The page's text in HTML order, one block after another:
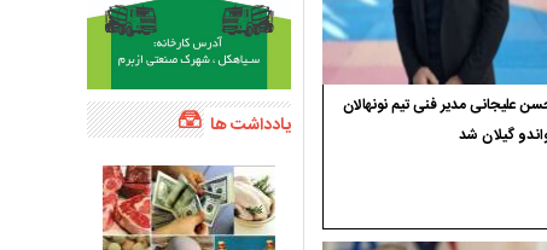
علیجانی مدیر فنی تیم نونهالان
گیلان شد
یادداشت ها